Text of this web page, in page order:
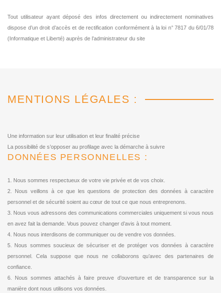
Tout utilisateur ayant déposé des infos directement ou indirectement nominatives
dispose d’un droit d’accès et de rectification conformément à la loi n° 7817 du 6/01/78
(Informatique et Liberté) auprès de l’administrateur du site
MENTIONS LÉGALES :
Une information sur leur utilisation et leur finalité précise
La possibilité de s’opposer au profilage avec la démarche à suivre
DONNÉES PERSONNELLES :
1. Nous sommes respectueux de votre vie privée et de vos choix.
2. Nous veillons à ce que les questions de protection des données à caractère
personnel et de sécurité soient au cœur de tout ce que nous entreprenons.
3. Nous vous adressons des communications commerciales uniquement si vous nous
en avez fait la demande. Vous pouvez changer d’avis à tout moment.
4. Nous nous interdisons de communiquer ou de vendre vos données.
5. Nous sommes soucieux de sécuriser et de protéger vos données à caractère
personnel. Cela suppose que nous ne collaborons qu’avec des partenaires de
confiance.
6. Nous sommes attachés à faire preuve d’ouverture et de transparence sur la
manière dont nous utilisons vos données.